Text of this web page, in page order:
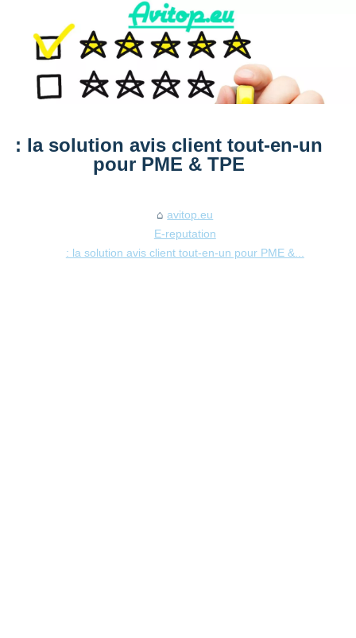
: la solution avis client tout-en-un
pour PME & TPE
avitop.eu
E-reputation
: la solution avis client tout-en-un pour PME &...